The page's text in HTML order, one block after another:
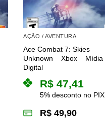
AÇÃO / AVENTURA
Ace Combat 7: Skies
Unknown – Xbox – Mídia
Digital
R$ 47,41
5% desconto no PIX
R$ 49,90